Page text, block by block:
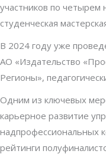
участников по четырем
студенческая
В 2024 году уже
АО «Издательство
Регионы»,
Одним из ключевых
карьерное развитие
надпрофессиональных
рейтинги